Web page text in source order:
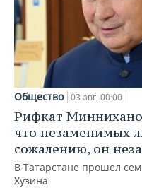
Общество 03 авг, 00:00
Рифкат
что незаменимых
сожалению, он
В Татарстане прошел
Хузина